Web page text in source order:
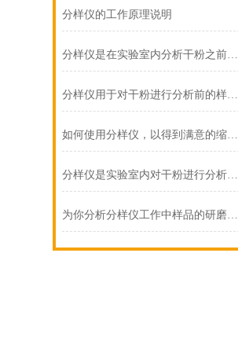
分样仪的工作原理说明
分样仪是在实验室内分析干粉之前的样品分离装置
分样仪用于对干粉进行分析前的样品缩分
如何使用分样仪，以得到满意的缩分样品量？
分样仪是实验室内对干粉进行分析前的样品缩分仪器
为你分析分样仪工作中样品的研磨过程